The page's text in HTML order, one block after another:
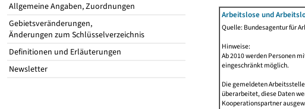
Allgemeine Angaben, Zuordnungen
Gebietsveränderungen,
Änderungen zum Schlüsselverzeichnis
Definitionen und Erläuterungen
Newsletter
Arbeitslose und
Quelle: Bundesagentur für
Hinweise:
Ab 2010 werden Personen
eingeschränkt möglich.
Die gemeldeten
überarbeitet, diese Daten
Kooperationspartner